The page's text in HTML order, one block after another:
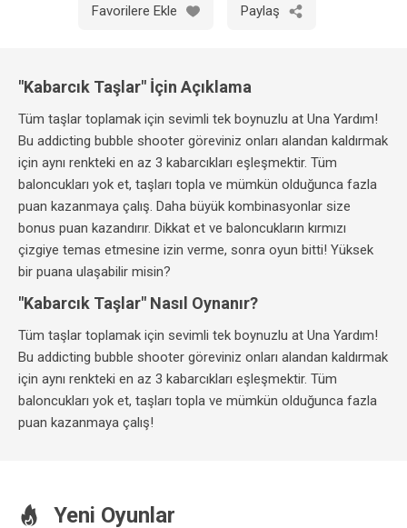
Favorilere Ekle Paylaş
"Kabarcık Taşlar" İçin Açıklama
Tüm taşlar toplamak için sevimli tek boynuzlu at Una Yardım!
Bu addicting bubble shooter göreviniz onları alandan kaldırmak
için aynı renkteki en az 3 kabarcıkları eşleşmektir. Tüm
baloncukları yok et, taşları topla ve mümkün olduğunca fazla
puan kazanmaya çalış. Daha büyük kombinasyonlar size
bonus puan kazandırır. Dikkat et ve baloncukların kırmızı
çizgiye temas etmesine izin verme, sonra oyun bitti! Yüksek
bir puana ulaşabilir misin?
"Kabarcık Taşlar" Nasıl Oynanır?
Tüm taşlar toplamak için sevimli tek boynuzlu at Una Yardım!
Bu addicting bubble shooter göreviniz onları alandan kaldırmak
için aynı renkteki en az 3 kabarcıkları eşleşmektir. Tüm
baloncukları yok et, taşları topla ve mümkün olduğunca fazla
puan kazanmaya çalış!
Yeni Oyunlar